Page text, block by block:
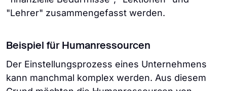
"Lehrer" zusammengefasst werden.
Beispiel für Humanressourcen
Der Einstellungsprozess eines Unternehmens
kann manchmal komplex werden. Aus diesem